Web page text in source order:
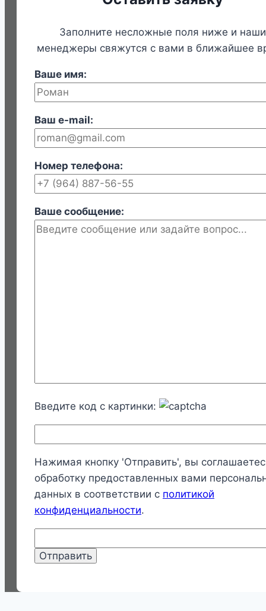
Заполните несложные поля ниже и наши
менеджеры свяжутся с вами в ближайшее
Ваше имя:
Ваш e-mail:
Номер телефона:
Ваше сообщение:
Введите код с картинки:
Нажимая кнопку 'Отправить', вы
обработку предоставленных вами
данных в соответствии с политикой
конфиденциальности.